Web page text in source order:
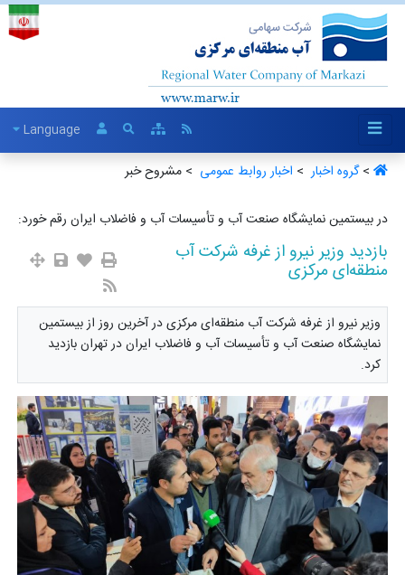
Language
>گروه اخبار ‏ > اخبار روابط عمومی ‏ > مشروح خبر
در بیستمین نمایشگاه صنعت آب و تأسیسات آب و فاضلاب ایران رقم خورد:
بازدید وزیر نیرو از غرفه شرکت آب
منطقه‌ای مرکزی
وزیر نیرو از غرفه شرکت آب منطقه‌ای مرکزی در آخرین روز از بیستمین
نمایشگاه صنعت آب و تأسیسات آب و فاضلاب ایران در تهران بازدید
کرد‌.